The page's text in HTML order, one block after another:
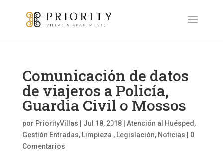
Comunicación de datos
de viajeros a Policía,
Guardia Civil o Mossos
por PriorityVillas Jul 18, 2018| Atención al Huésped ,
Gestión Entradas, Limpieza., Legislación, Noticias
0
Comentarios